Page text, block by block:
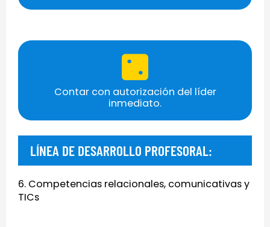
Contar con autorización del líder
inmediato.
LÍNEA DE DESARROLLO PROFESORAL:
6. Competencias relacionales, comunicativas y
TICs